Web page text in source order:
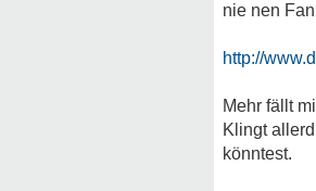
nie nen
http://
Mehr fällt
Klingt
könntest.